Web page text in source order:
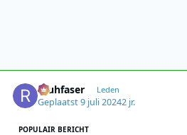
rauhfaser Leden
Geplaatst9 juli 20242 jr.
POPULAIR BERICHT